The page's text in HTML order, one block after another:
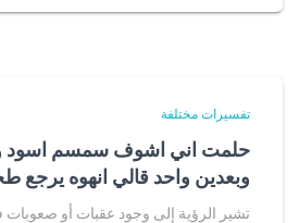
تفسيرات مختلفة
حلمت اني اشوف سمسم اسود
وبعدين واحد قالي انهوه يرجع
تشير الرؤية إلى وجود عقبات أو صعوبات